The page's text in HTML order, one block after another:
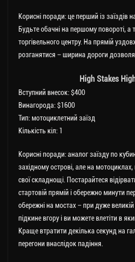
Корисні поради: це перший із заїздів
Будьте обачні на першому повороті, а
торгівельного центру. На прямій
розганятися – ширина дороги
High Stakes
Вступний внесок: $400
Винагорода: $1600
Тип: мотоциклетний заїзд
Кількість кіл: 1
Корисні поради: аналог заїзду по
західному острові, але на
свої складнощі. Постарайтеся
стартовій прямій і обережно минути
обережні на мостах – при дуже
підкине вгору і ви можете влетіти в
Краще втратити декілька секунд на
перегони внаслідок падіння.